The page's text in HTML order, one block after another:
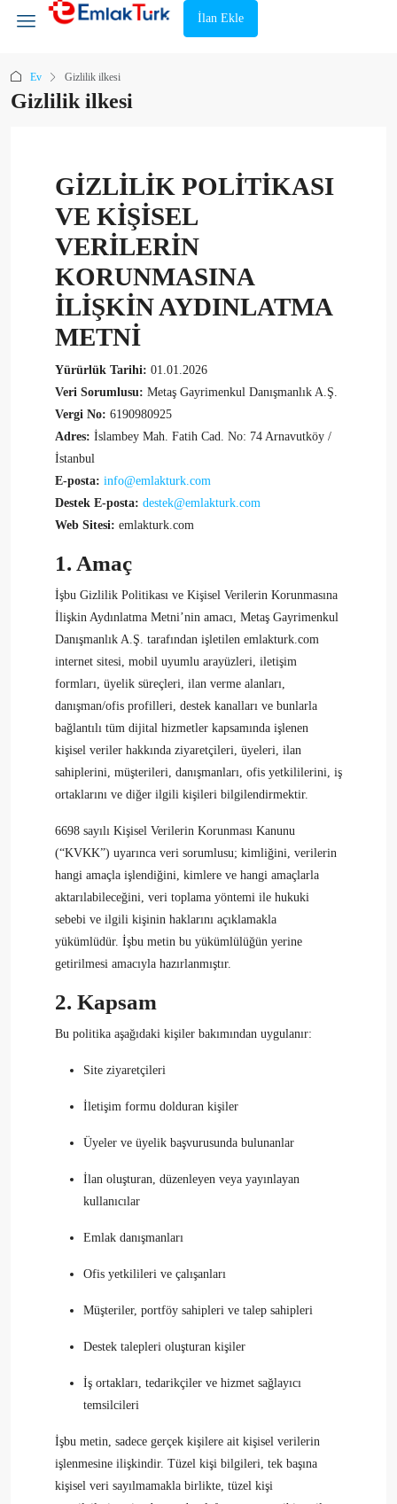
İlan Ekle
Ev Gizlilik ilkesi
Gizlilik ilkesi
GİZLİLİK POLİTİKASI
VE KİŞİSEL
VERİLERİN
KORUNMASINA
İLİŞKİN AYDINLATMA
METNİ
Yürürlük Tarihi: 01.01.2026
Veri Sorumlusu: Metaş Gayrimenkul Danışmanlık A.Ş.
Vergi No: 6190980925
Adres: İslambey Mah. Fatih Cad. No: 74 Arnavutköy /
İstanbul
E-posta: info@emlakturk.com
Destek E-posta: destek@emlakturk.com
Web Sitesi: emlakturk.com
1. Amaç
İşbu Gizlilik Politikası ve Kişisel Verilerin Korunmasına
İlişkin Aydınlatma Metni’nin amacı, Metaş Gayrimenkul
Danışmanlık A.Ş. tarafından işletilen emlakturk.com
internet sitesi, mobil uyumlu arayüzleri, iletişim
formları, üyelik süreçleri, ilan verme alanları,
danışman/ofis profilleri, destek kanalları ve bunlarla
bağlantılı tüm dijital hizmetler kapsamında işlenen
kişisel veriler hakkında ziyaretçileri, üyeleri, ilan
sahiplerini, müşterileri, danışmanları, ofis yetkililerini, iş
ortaklarını ve diğer ilgili kişileri bilgilendirmektir.
6698 sayılı Kişisel Verilerin Korunması Kanunu
(“KVKK”) uyarınca veri sorumlusu; kimliğini, verilerin
hangi amaçla işlendiğini, kimlere ve hangi amaçlarla
aktarılabileceğini, veri toplama yöntemi ile hukuki
sebebi ve ilgili kişinin haklarını açıklamakla
yükümlüdür. İşbu metin bu yükümlülüğün yerine
getirilmesi amacıyla hazırlanmıştır.
2. Kapsam
Bu politika aşağıdaki kişiler bakımından uygulanır:
Site ziyaretçileri
İletişim formu dolduran kişiler
Üyeler ve üyelik başvurusunda bulunanlar
İlan oluşturan, düzenleyen veya yayınlayan
kullanıcılar
Emlak danışmanları
Ofis yetkilileri ve çalışanları
Müşteriler, portföy sahipleri ve talep sahipleri
Destek talepleri oluşturan kişiler
İş ortakları, tedarikçiler ve hizmet sağlayıcı
temsilcileri
İşbu metin, sadece gerçek kişilere ait kişisel verilerin
işlenmesine ilişkindir. Tüzel kişi bilgileri, tek başına
kişisel veri sayılmamakla birlikte, tüzel kişi